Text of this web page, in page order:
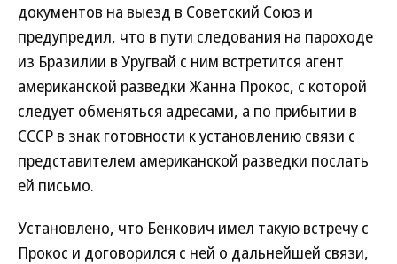
документов на выезд в Советский Союз и
предупредил, что в пути следования на пароходе
из Бразилии в Уругвай с ним встретится агент
американской разведки Жанна Прокос, с которой
следует обменяться адресами, а по прибытии в
СССР в знак готовности к установлению связи с
представителем американской разведки послать
ей письмо.
Установлено, что Бенкович имел такую встречу с
Прокос и договорился с ней о дальнейшей связи,